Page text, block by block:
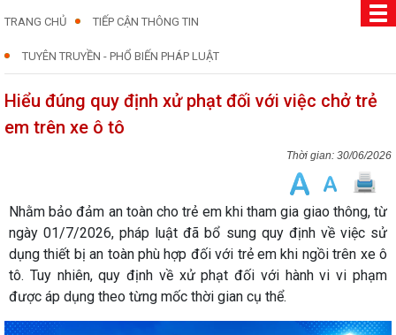
TRANG CHỦ TIẾP CẬN THÔNG TIN
TUYÊN TRUYỀN - PHỔ BIẾN PHÁP LUẬT
Hiểu đúng quy định xử phạt đối với việc chở trẻ
em trên xe ô tô
30/06/2026
Nhằm bảo đảm an toàn cho trẻ em khi tham gia giao thông, từ
ngày 01/7/2026, pháp luật đã bổ sung quy định về việc sử
dụng thiết bị an toàn phù hợp đối với trẻ em khi ngồi trên xe ô
tô. Tuy nhiên, quy định về xử phạt đối với hành vi vi phạm
được áp dụng theo từng mốc thời gian cụ thể.